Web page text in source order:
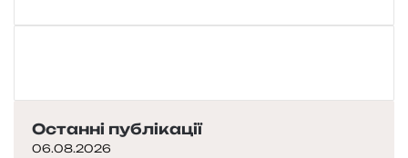
Останні публікації
06.08.2026